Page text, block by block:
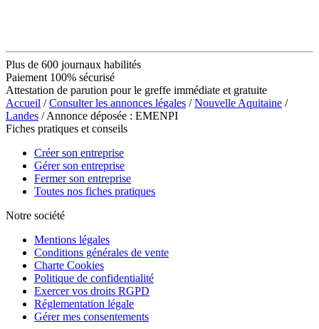
Plus de 600 journaux habilités
Paiement 100% sécurisé
Attestation de parution pour le greffe immédiate et gratuite
Accueil /Consulter les annonces légales /Nouvelle Aquitaine /
Landes / Annonce déposée : EMENPI
Fiches pratiques et conseils
Créer son entreprise
Gérer son entreprise
Fermer son entreprise
Toutes nos fiches pratiques
Notre société
Mentions légales
Conditions générales de vente
Charte Cookies
Politique de confidentialité
Exercer vos droits RGPD
Réglementation légale
Gérer mes consentements